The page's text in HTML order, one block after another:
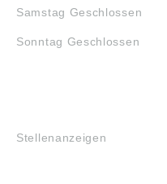
Samstag Geschlossen
Sonntag Geschlossen
Stellenanzeigen